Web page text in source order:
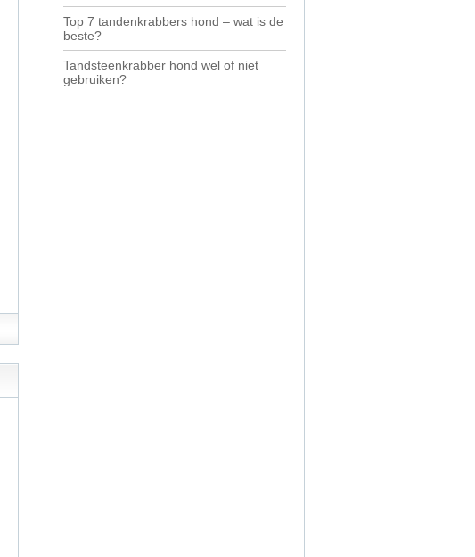
Top 7 tandenkrabbers hond – wat is de
beste?
Tandsteenkrabber hond wel of niet
gebruiken?